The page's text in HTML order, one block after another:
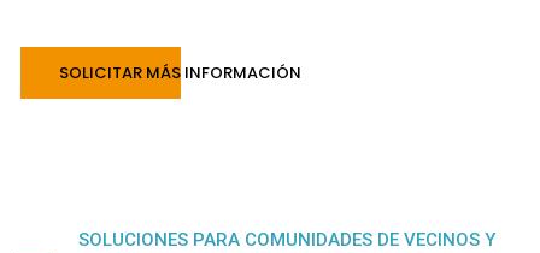
SOLICITAR MÁS INFORMACIÓN
SOLUCIONES PARA COMUNIDADES DE VECINOS Y